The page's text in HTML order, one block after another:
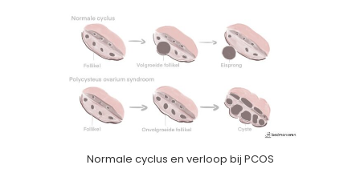
Normale cyclus en verloop bij PCOS